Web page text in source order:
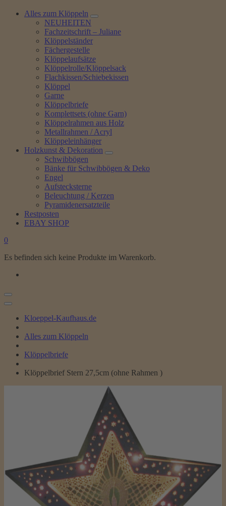
Alles zum Klöppeln
NEUHEITEN
Fachzeitschrift – Juliane
Klöppelständer
Fächergestelle
Klöppelaufsätze
Klöppelrolle/Klöppelsack
Flachkissen/Schiebekissen
Klöppel
Garne
Klöppelbriefe
Komplettsets (ohne Garn)
Klöppelrahmen aus Holz
Metallrahmen / Acryl
Klöppeleinhänger
Holzkunst & Dekoration
Schwibbögen
Bänke für Schwibbögen & Deko
Engel
Aufstecksterne
Beleuchtung / Kerzen
Pyramidenersatzteile
Restposten
EBAY SHOP
0
Es befinden sich keine Produkte im Warenkorb.
Kloeppel-Kaufhaus.de
Alles zum Klöppeln
Klöppelbriefe
Klöppelbrief Stern 27,5cm (ohne Rahmen )